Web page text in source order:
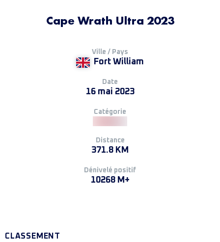
Cape Wrath Ultra 2023
Ville / Pays
Fort William
Date
16 mai 2023
Catégorie
Distance
371.8 KM
Dénivelé positif
10268 M+
CLASSEMENT